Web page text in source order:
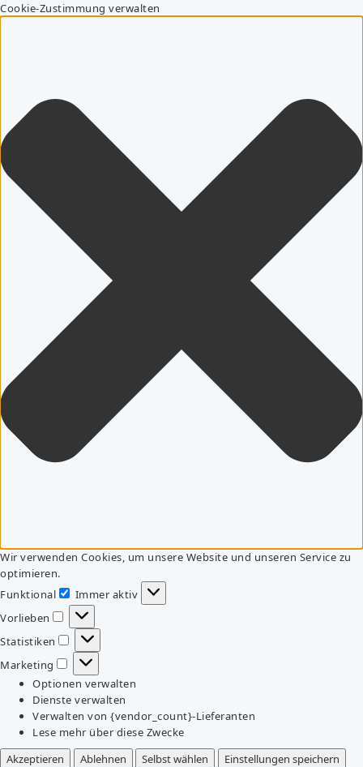
Cookie-Zustimmung verwalten
Wir verwenden Cookies, um unsere Website und unseren Service zu
optimieren.
Funktional
Funktional
Immer aktiv
Vorlieben
Vorlieben
Statistiken
Statistiken
Marketing
Marketing
Optionen verwalten
Dienste verwalten
Verwalten von {vendor_count}-Lieferanten
Lese mehr über diese Zwecke
Akzeptieren
Ablehnen Selbst wählen
Einstellungen speichern